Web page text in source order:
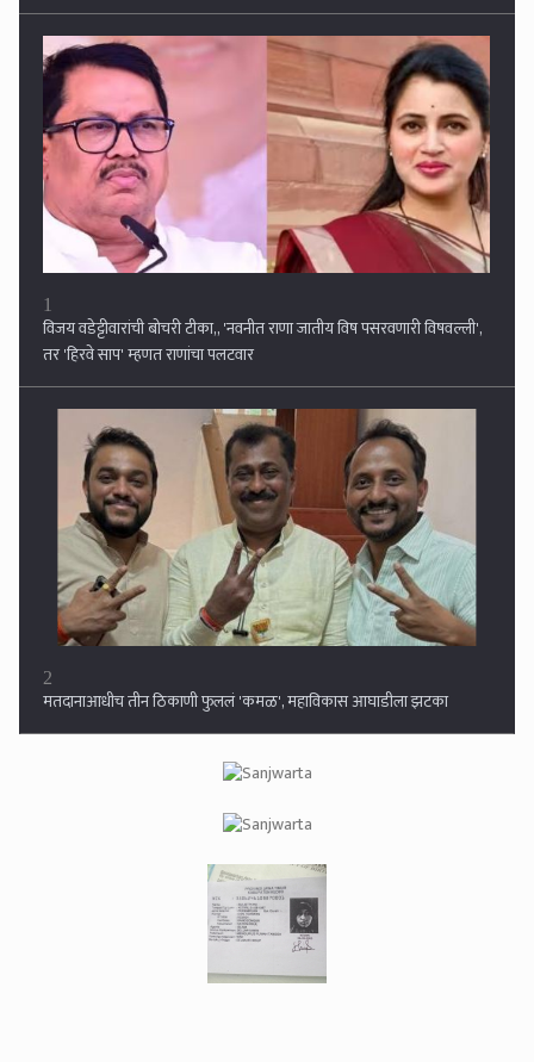
तर 'हिरवे साप' म्हणत राणांचा पलटवार
2
मतदानाआधीच तीन ठिकाणी फुललं 'कमळ', महाविकास आघाडीला झटका
3
मोदींच्या मित्राला अख्खी मुंबई विकणे किंवा फुकटात घशात घालणे ही मराठी
माणसाची केलेली सेवा आहे का तुमची? : संजय राऊत